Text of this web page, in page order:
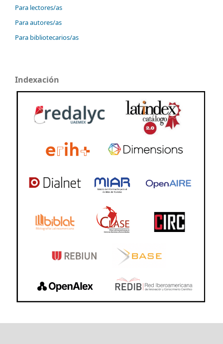
Para lectores/as
Para autores/as
Para bibliotecarios/as
Indexación